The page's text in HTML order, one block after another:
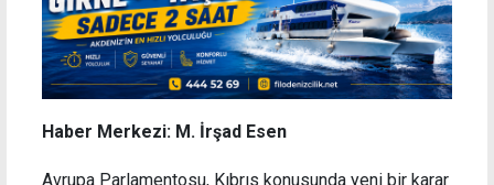
Haber Merkezi: M. İrşad Esen
Avrupa Parlamentosu, Kıbrıs konusunda yeni bir karar